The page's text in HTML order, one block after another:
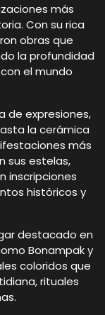
más
Con su rica
obras que
la profundidad
el mundo
de expresiones,
la cerámica
más
sus estelas,
inscripciones
históricos y
destacado en
Bonampak y
coloridos que
rituales